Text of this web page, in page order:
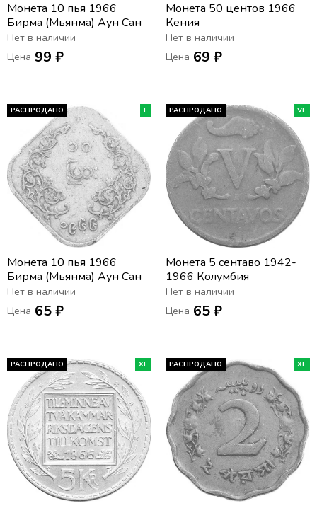
Монета 10 пья 1966
Бирма (Мьянма) Аун Сан
Нет в наличии
Цена 99 ₽
Монета 50 центов 1966
Кения
Нет в наличии
Цена 69 ₽
РАСПРОДАНО F
Монета 10 пья 1966
Бирма (Мьянма) Аун Сан
Нет в наличии
Цена 65 ₽
РАСПРОДАНО VF
Монета 5 сентаво 1942-
1966 Колумбия
Нет в наличии
Цена 65 ₽
РАСПРОДАНО XF РАСПРОДАНО XF